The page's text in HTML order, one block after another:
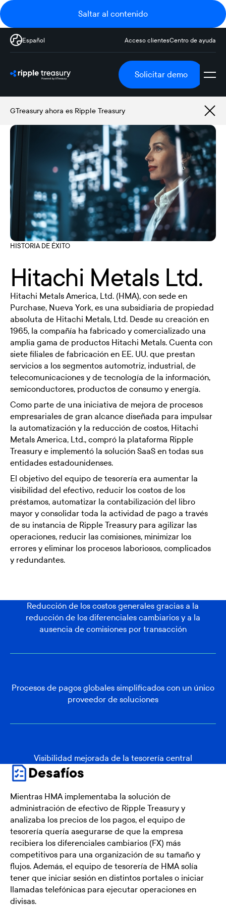
Saltar al contenido
Español Acceso clientesCentro de ayuda
Solicitar demo
GTreasury ahora es Ripple Treasury
HISTORIA DE ÉXITO
Hitachi Metals Ltd.
Hitachi Metals America, Ltd. (HMA), con sede en
Purchase, Nueva York, es una subsidiaria de propiedad
absoluta de Hitachi Metals, Ltd. Desde su creación en
1965, la compañía ha fabricado y comercializado una
amplia gama de productos Hitachi Metals. Cuenta con
siete filiales de fabricación en EE. UU. que prestan
servicios a los segmentos automotriz, industrial, de
telecomunicaciones y de tecnología de la información,
semiconductores, productos de consumo y energía.
Como parte de una iniciativa de mejora de procesos
empresariales de gran alcance diseñada para impulsar
la automatización y la reducción de costos, Hitachi
Metals America, Ltd., compró la plataforma Ripple
Treasury e implementó la solución SaaS en todas sus
entidades estadounidenses.
El objetivo del equipo de tesorería era aumentar la
visibilidad del efectivo, reducir los costos de los
préstamos, automatizar la contabilización del libro
mayor y consolidar toda la actividad de pago a través
de su instancia de Ripple Treasury para agilizar las
operaciones, reducir las comisiones, minimizar los
errores y eliminar los procesos laboriosos, complicados
y redundantes.
Reducción de los costos generales gracias a la
reducción de los diferenciales cambiarios y a la
ausencia de comisiones por transacción
Procesos de pagos globales simplificados con un único
proveedor de soluciones
Visibilidad mejorada de la tesorería central
Desafíos
Mientras HMA implementaba la solución de
administración de efectivo de Ripple Treasury y
analizaba los precios de los pagos, el equipo de
tesorería quería asegurarse de que la empresa
recibiera los diferenciales cambiarios (FX) más
competitivos para una organización de su tamaño y
flujos. Además, el equipo de tesorería de HMA solía
tener que iniciar sesión en distintos portales o iniciar
llamadas telefónicas para ejecutar operaciones en
divisas.